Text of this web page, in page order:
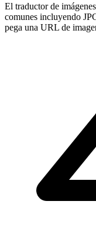
El traductor de
comunes incluyendo
pega una URL de